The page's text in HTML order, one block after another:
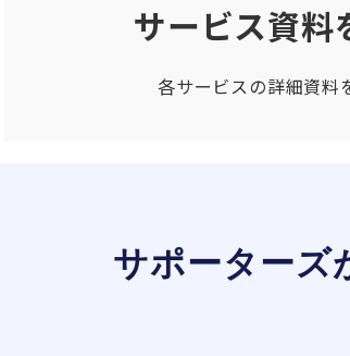
サービス資料
各サービスの詳細資料
サポーターズ